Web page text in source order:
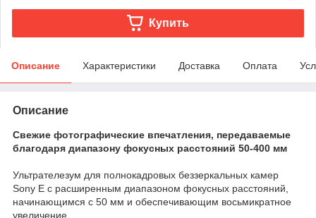
Купить
Описание Характеристики Доставка Оплата
Описание
Свежие фотографические впечатления, передаваемые
благодаря диапазону фокусных расстояний 50-400 мм
Ультрателезум для полнокадровых беззеркальных камер
Sony E с расширенным диапазоном фокусных расстояний,
начинающимся с 50 мм и обеспечивающим восьмикратное
увеличение.